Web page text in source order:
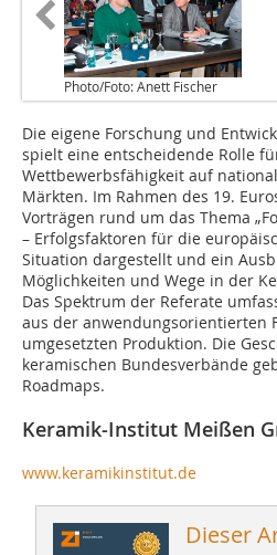
Photo/Foto: Anett Fischer
Die eigene Forschung und
spielt eine entscheidende Rolle
Wettbewerbsfähigkeit auf
Märkten. Im Rahmen des 19.
Vorträgen rund um das Thema
– Erfolgsfaktoren für die
Situation dargestellt und ein
Möglichkeiten und Wege in der
Das Spektrum der Referate
aus der anwendungsorientierten
umgesetzten Produktion. Die
keramischen Bundesverbände
Roadmaps.
Keramik-Institut Meißen
www.keramikinstitut.de
Dieser